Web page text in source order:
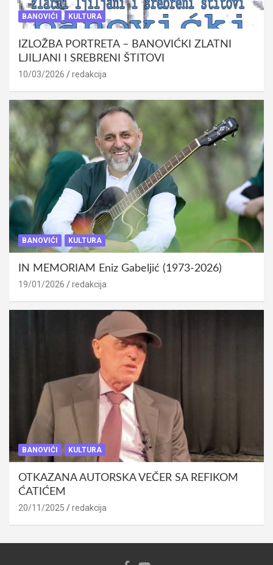
BANOVIĆI KULTURA
IZLOŽBA PORTRETA – BANOVIĆKI ZLATNI
LJILJANI I SREBRENI ŠTITOVI
10/03/2026 redakcija
BANOVIĆI KULTURA
IN MEMORIAM Eniz Gabeljić (1973-2026)
19/01/2026 redakcija
BANOVIĆI KULTURA
OTKAZANA AUTORSKA VEČER SA REFIKOM
ĆATIĆEM
20/11/2025 redakcija